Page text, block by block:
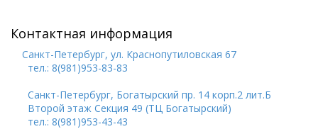
должна использоваться только для не обязывающей
Контактная информация
Санкт-Петербург, ул. Краснопутиловская 67
тел.: 8(981)953-83-83
Санкт-Петербург, Богатырский пр. 14 корп.2 лит.Б
Второй этаж Секция 49 (ТЦ Богатырский)
тел.: 8(981)953-43-43